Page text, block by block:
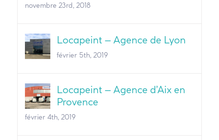
novembre 23rd, 2018
Locapeint – Agence de Lyon
février 5th, 2019
Locapeint – Agence d’Aix en
Provence
février 4th, 2019